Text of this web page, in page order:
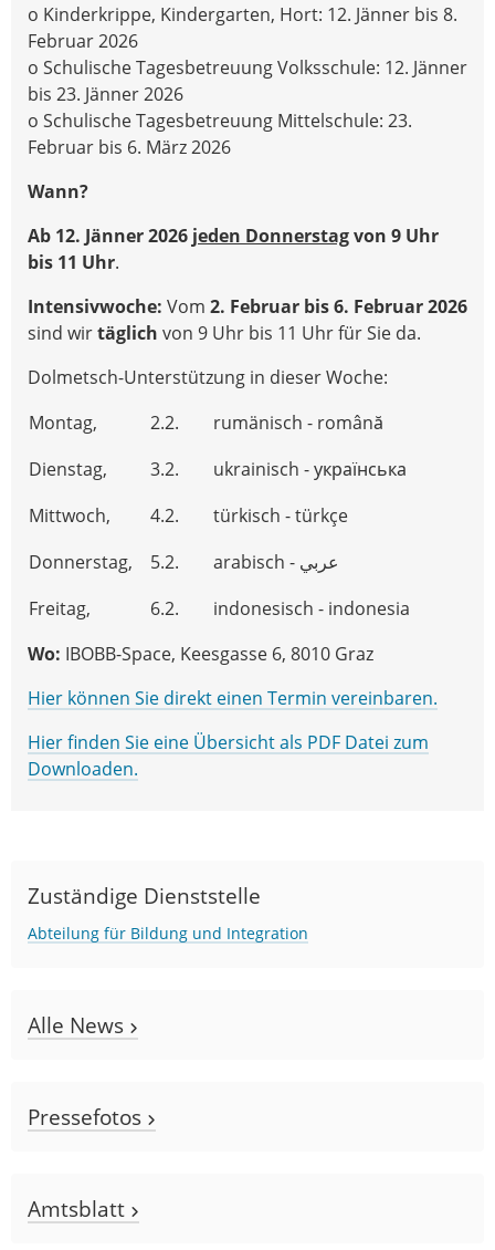
o Kinderkrippe, Kindergarten, Hort: 12. Jänner bis 8.
Februar 2026
o Schulische Tagesbetreuung Volksschule: 12. Jänner
bis 23. Jänner 2026
o Schulische Tagesbetreuung Mittelschule: 23.
Februar bis 6. März 2026
Wann?
Ab 12. Jänner 2026 jeden Donnerstagvon 9 Uhr
bis 11 Uhr.
Intensivwoche: Vom 2. Februar bis 6. Februar2026
sind wirtäglich von 9 Uhr bis 11 Uhr für Sie da.
Dolmetsch-Unterstützung in dieser Woche:
Montag,
2.2.
rumänisch - română
Dienstag,
3.2.
ukrainisch - українська
Mittwoch,
4.2.
türkisch - türkçe
Donnerstag,
5.2.
Freitag,
6.2.
indonesisch - indonesia
Wo: IBOBB-Space, Keesgasse 6, 8010 Graz
Hier können Sie direkt einen Termin vereinbaren.
Hier finden Sie eine Übersicht als PDF Datei zum
Downloaden.
Zuständige Dienststelle
Abteilung für Bildung und Integration
Alle News
Pressefotos
Amtsblatt